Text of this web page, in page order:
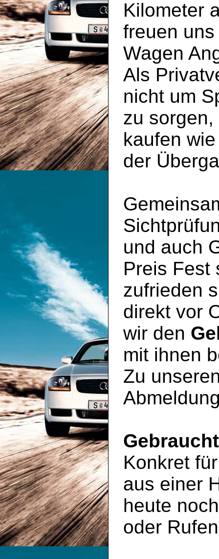
Kilometer
freuen
Wagen
Als
nicht um
zu
kaufen
der
und auch
Preis Fest
zufrieden
direkt vor
wir den
mit ihnen
Zu
Konkret
aus einer
heute
oder